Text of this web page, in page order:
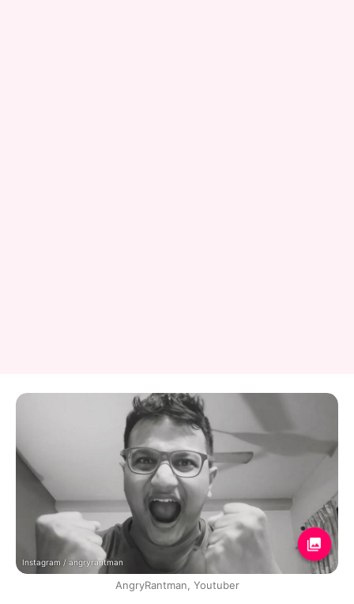
Instagram / angryrantman
AngryRantman, Youtuber